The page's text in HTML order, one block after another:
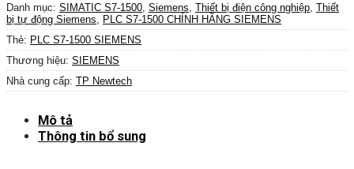
Danh mục: SIMATIC S7-1500 Siemens Thiết bị điện công nghiệp Thiết
bị tự động Siemens
PLC S7-1500 CHÍNH HÃNG SIEMENS
Thẻ: PLC S7-1500 SIEMENS
Thương hiệu: SIEMENS
Nhà cung cấp: TP Newtech
Mô tả
Thông tin bổ sung